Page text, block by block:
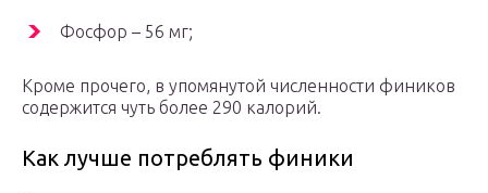
Фосфор – 56 мг;
Кроме прочего, в упомянутой численности фиников
содержится чуть более 290 калорий.
Как лучше потреблять финики